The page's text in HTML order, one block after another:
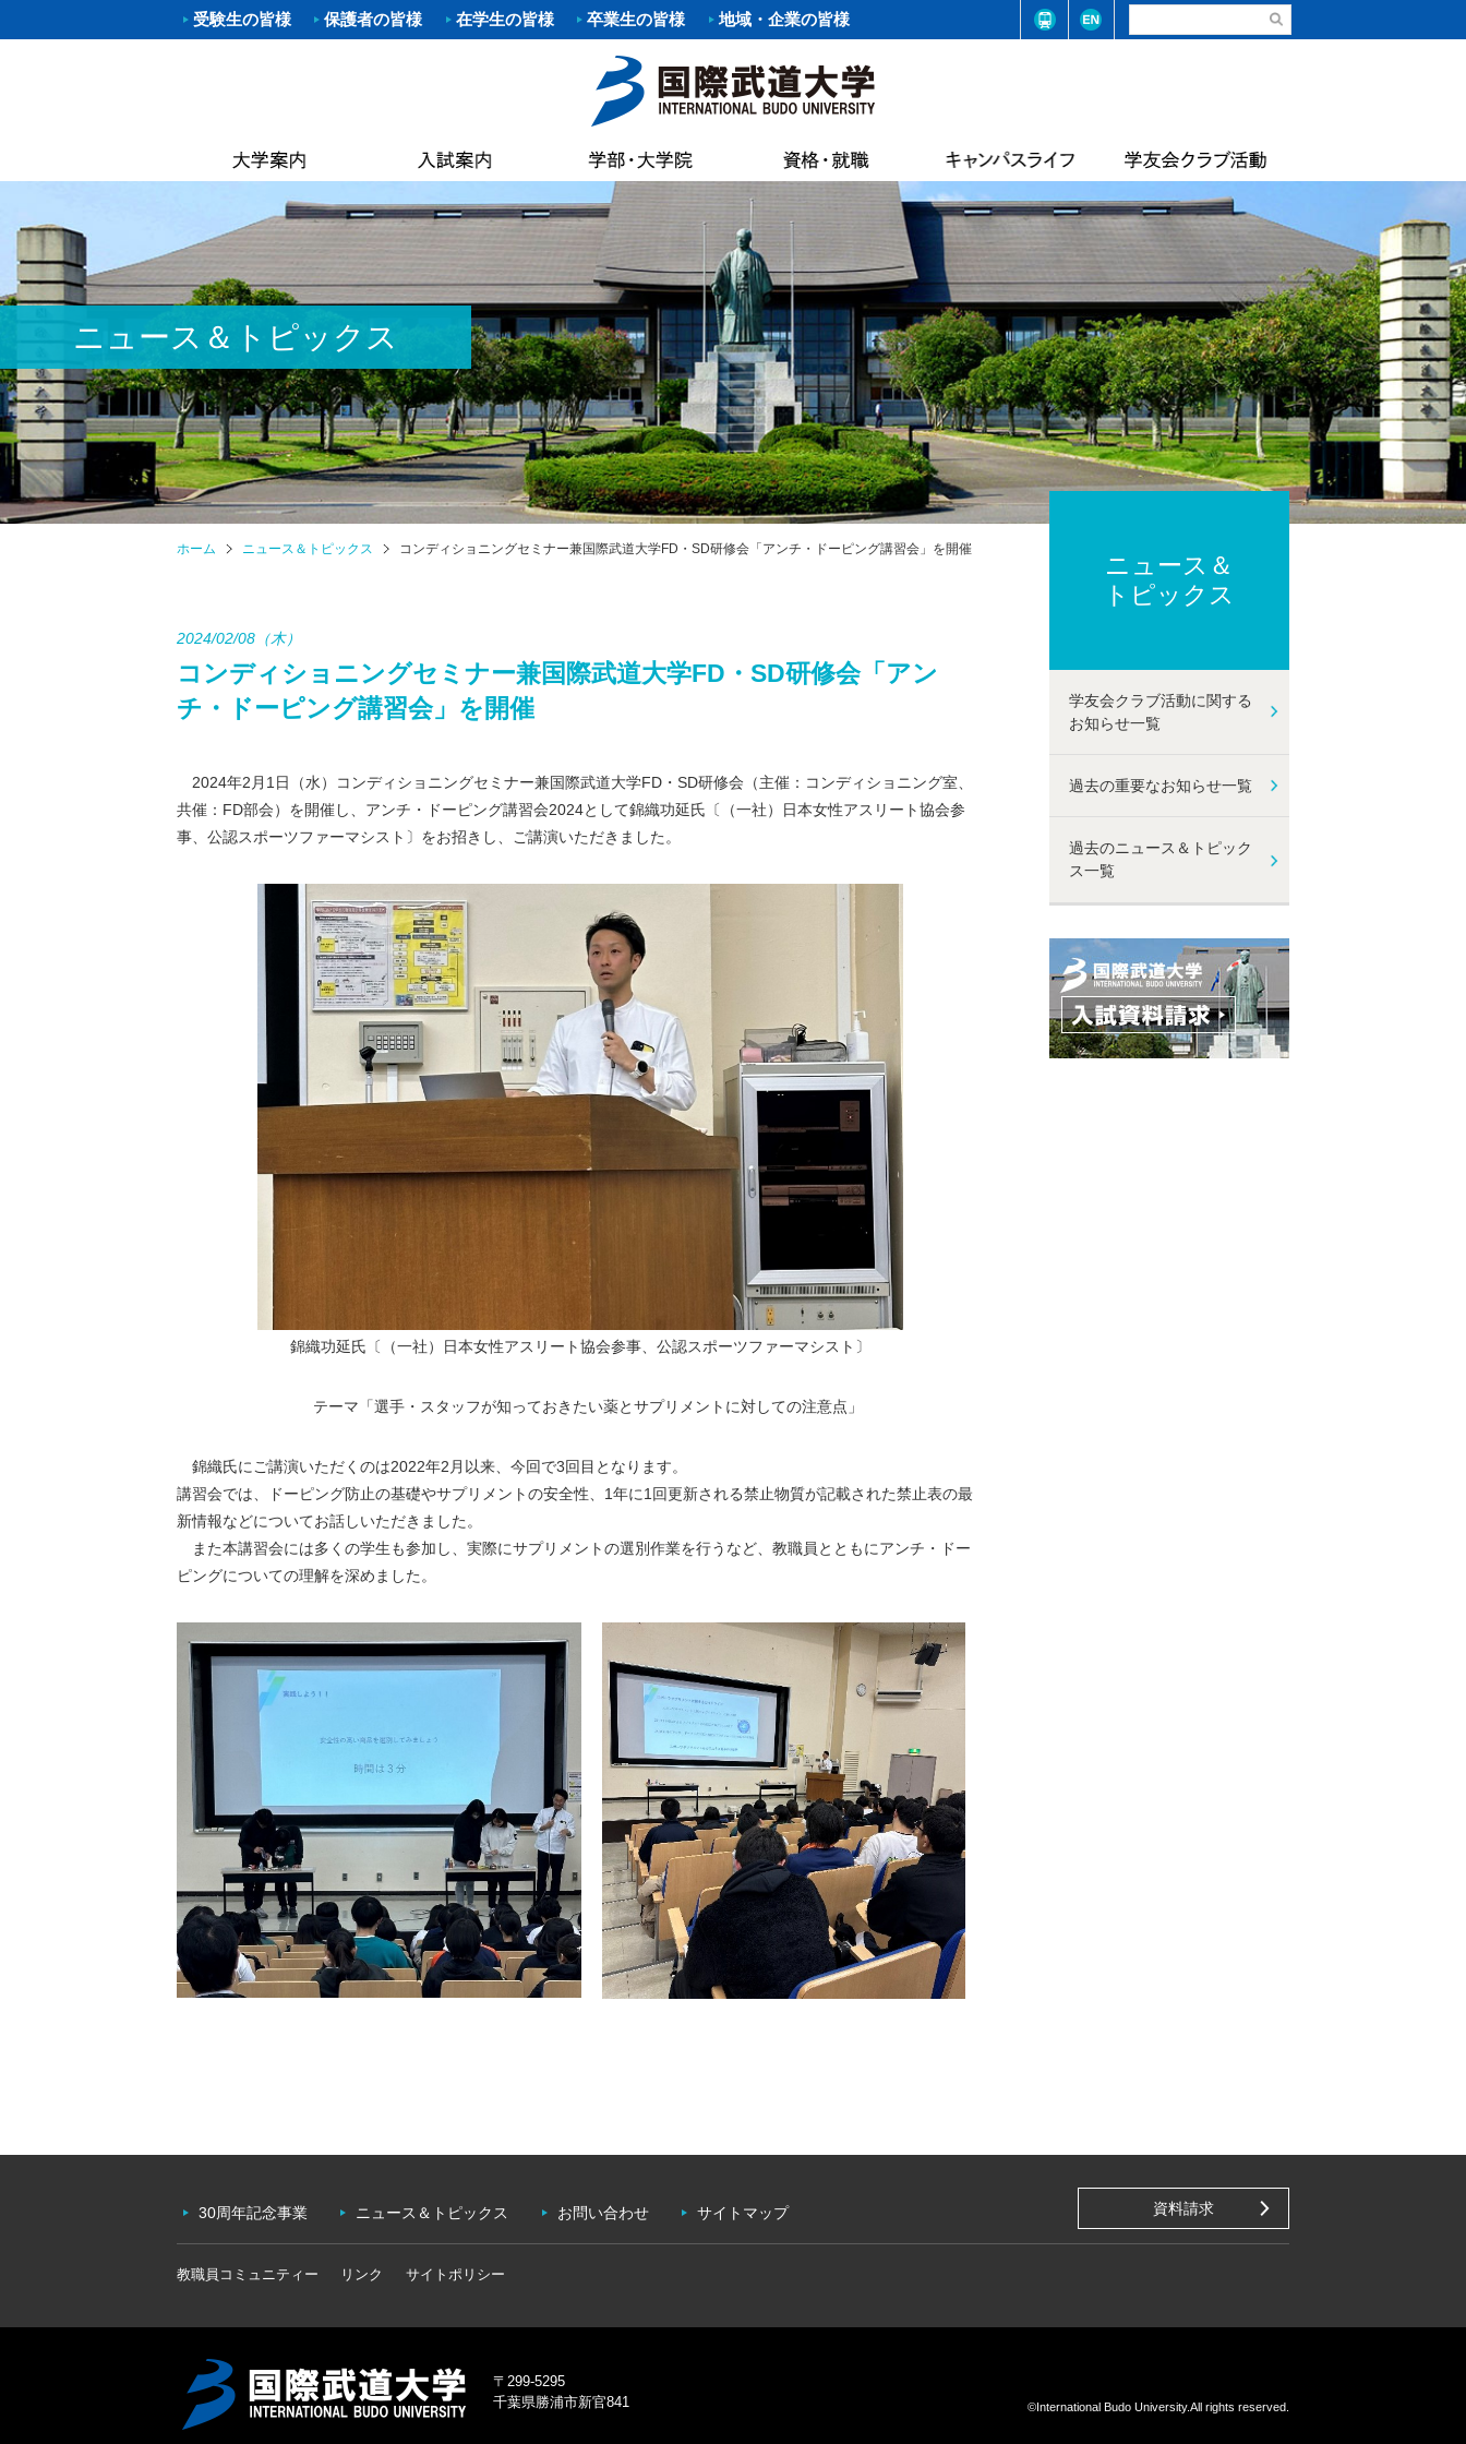
受験生の皆様 保護者の皆様 在学生の皆様 卒業生の皆様 地域・企業の皆様
沿革
建学の精神・教育目標・各種方針
校歌
校章・ロゴ・シンボルマーク
3つのポリシー
アセスメントポリシー
ミッション・ステイトメント
教員紹介
履修の手引・授業概要
国際武道大学学則
国際武道大学大学院学則
大学の活動
設置認可・届出等
ガバナンス・コード
中期計画
自己点検・評価報告
大学行事
教員数・学生数・卒業/修了生数
大学組織
財務情報
教育研究活動等の状況
公約研究費の不正防止への取り組み
プライバシーポリシー
ハラスメント及び性暴力等防止に関する取り組み
教職課程自己点検・評価
大学院入試要項
オープンキャンパス
進学相談会
入学金・学費等
入試資料請求
別科 武道専修課程
大学院
カリキュラム
取得可能な資格
教員紹介
進路（就職）支援プログラム・イベント
就職概要状況（結果）
求人お申し込みのお願い（求人受付）
武大NAVI（求人検索）
求人企業・卒業生アンケート
OPAC（国際武道大学蔵書検索）
国際交流プログラム
黒潮祭
学費・奨学金
各種手続き
健康管理・学生相談
学生食堂・売店
学生アパート情報
後援会
アルバイト情報
IBUキャンパスライフアンケート
各種規則
剣道部
なぎなた部
サッカー部
バスケットボール部
ハンドボール部
バドミントン部
テニス・ソフトテニス部
体操部
ダンス部
陸上競技部
バーベル部
レスリング部
ゴルフ部
ソフトボール部
ライフセービング部
キンボール部
サーフィン部
トレーナーチーム
居合道準クラブ
冬季競技準クラブ
軟式野球準クラブ
ボクシング同好会
軽音楽同好会
トライアスロン同好会
野外スポーツ同好会
フットサル同好会
サッカー同好会
ストリートダンス同好会
ビーチバレー同好会
華道部
茶道部
書道部
フランス文化部
ICG同好会
大学祭実行委員会
ニュース＆トピックス
ホーム ニュース＆トピックス コンディショニングセミナー兼国際武道大学FD・SD研修会「アンチ・ドーピング講習会」を開催
2024/02/08（木）
コンディショニングセミナー兼国際武道大学FD・SD研修会「アン
チ・ドーピング講習会」を開催
2024年2月1日（水）コンディショニングセミナー兼国際武道大学FD・SD研修会（主催：コンディショニング室、
共催：FD部会）を開催し、アンチ・ドーピング講習会2024として錦織功延氏〔（一社）日本女性アスリート協会参
事、公認スポーツファーマシスト〕をお招きし、ご講演いただきました。
錦織功延氏〔（一社）日本女性アスリート協会参事、公認スポーツファーマシスト〕
テーマ「選手・スタッフが知っておきたい薬とサプリメントに対しての注意点」
錦織氏にご講演いただくのは2022年2月以来、今回で3回目となります。
講習会では、ドーピング防止の基礎やサプリメントの安全性、1年に1回更新される禁止物質が記載された禁止表の最
新情報などについてお話しいただきました。
また本講習会には多くの学生も参加し、実際にサプリメントの選別作業を行うなど、教職員とともにアンチ・ドー
ピングについての理解を深めました。
ニュース＆
トピックス
学友会クラブ活動に関する
お知らせ一覧
過去の重要なお知らせ一覧
過去のニュース＆トピック
ス一覧
30周年記念事業 ニュース＆トピックス お問い合わせ サイトマップ 資料請求
教職員コミュニティー リンク サイトポリシー
〒299-5295
千葉県勝浦市新官841
©International Budo University.All rights reserved.